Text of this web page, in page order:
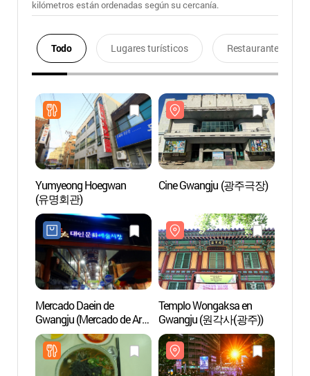
kilómetros están ordenadas según su cercanía.
Todo Lugares turísticos Restaurantes
Yumyeong Hoegwan
(유명회관)
Cine Gwangju (광주극장)
Mercado Daein de
Gwangju (Mercado de Arte
Daein) (광주 대인시장
(대인예술시장))
Templo Wongaksa en
Gwangju (원각사(광주))